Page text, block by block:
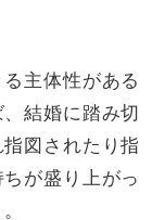
主体性がある
結婚に踏み切
図されたり指
が盛り上がっ